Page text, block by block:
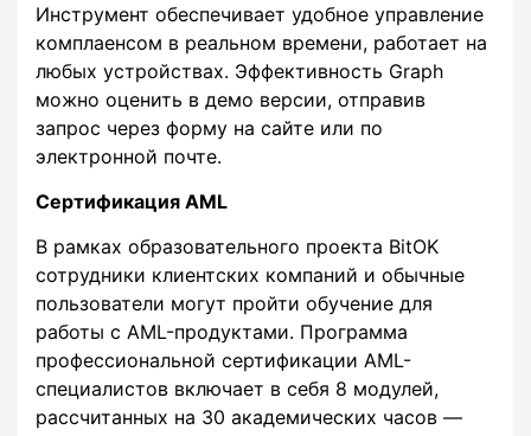
Инструмент обеспечивает удобное управление
комплаенсом в реальном времени, работает на
любых устройствах. Эффективность Graph
можно оценить в демо версии, отправив
запрос через форму на сайте или по
электронной почте.
Сертификация AML
В рамках образовательного проекта BitOK
сотрудники клиентских компаний и обычные
пользователи могут пройти обучение для
работы с AML-продуктами. Программа
профессиональной сертификации AML-
специалистов включает в себя 8 модулей,
рассчитанных на 30 академических часов —